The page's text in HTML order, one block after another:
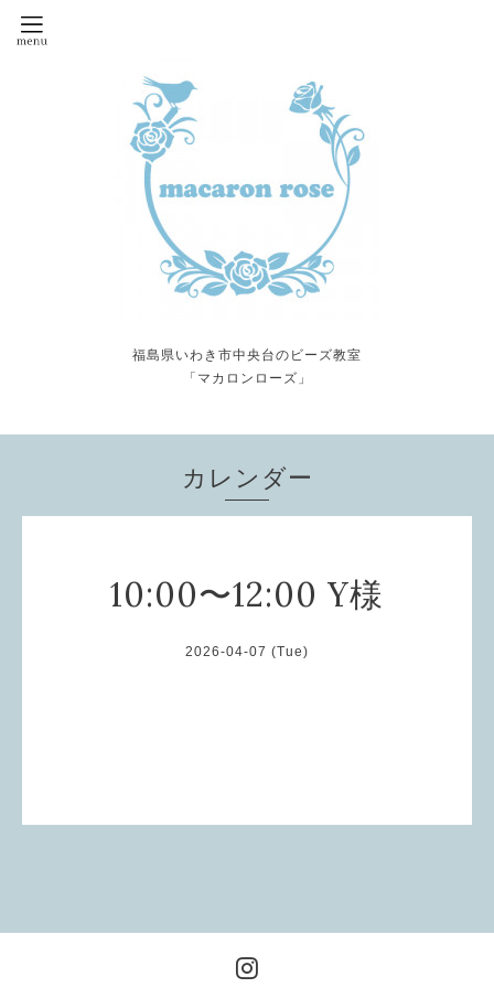
福島県いわき市中央台のビーズ教室
「マカロンローズ」
カレンダー
10:00〜12:00 Y様
2026-04-07 (Tue)